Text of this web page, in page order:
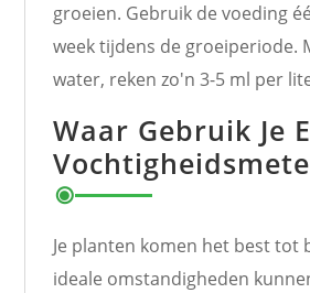
groeien. Gebruik de voeding
week tijdens de groeiperiode.
water, reken zo'n 3-5 ml per
Waar Gebruik Je
Je planten komen het best tot
ideale omstandigheden